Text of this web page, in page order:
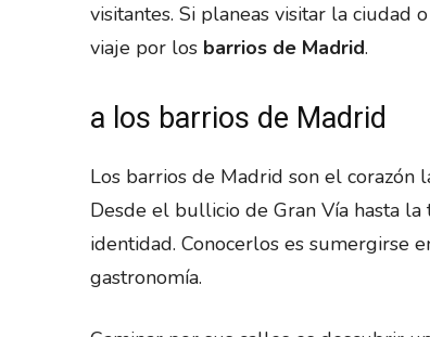
visitantes. Si planeas visitar la ciudad
viaje por los barrios de Madrid.
a los barrios de Madrid
Los barrios de Madrid son el corazón
Desde el bullicio de Gran Vía hasta
identidad. Conocerlos es sumergirse
gastronomía.